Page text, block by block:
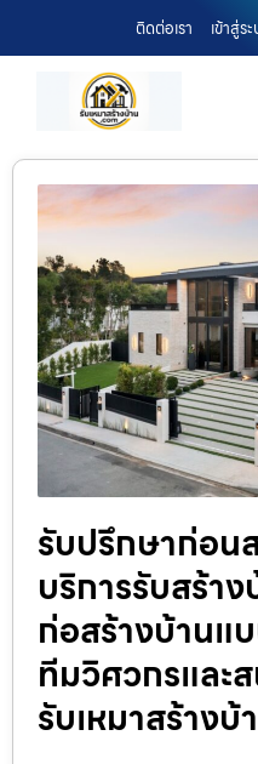
ติดต่อเรา เข้าสู่ร
รับปรึกษาก่อน
บริการรับสร้าง
ก่อสร้างบ้านแ
ทีมวิศวกรและ
รับเหมาสร้าง